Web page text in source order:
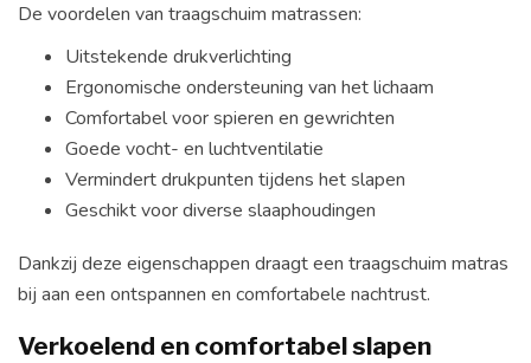
De voordelen van traagschuim matrassen:
Uitstekende drukverlichting
Ergonomische ondersteuning van het lichaam
Comfortabel voor spieren en gewrichten
Goede vocht- en luchtventilatie
Vermindert drukpunten tijdens het slapen
Geschikt voor diverse slaaphoudingen
Dankzij deze eigenschappen draagt een traagschuim matras
bij aan een ontspannen en comfortabele nachtrust.
Verkoelend en comfortabel slapen